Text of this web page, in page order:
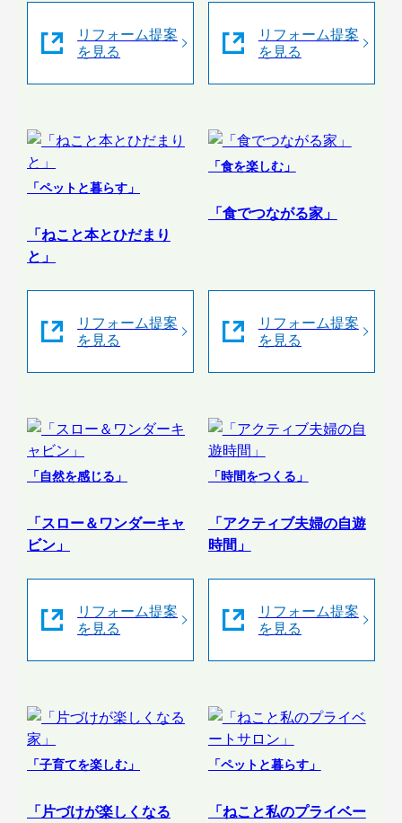
リフォーム提案
を見る
リフォーム提案
を見る
「ペットと暮らす」
「ねこと本とひだまり
と」
リフォーム提案
を見る
「食を楽しむ」
「食でつながる家」
リフォーム提案
を見る
「自然を感じる」
「スロー＆ワンダーキャ
ビン」
リフォーム提案
を見る
「時間をつくる」
「アクティブ夫婦の自遊
時間」
リフォーム提案
を見る
「子育てを楽しむ」
「片づけが楽しくなる
「ペットと暮らす」
「ねこと私のプライベー